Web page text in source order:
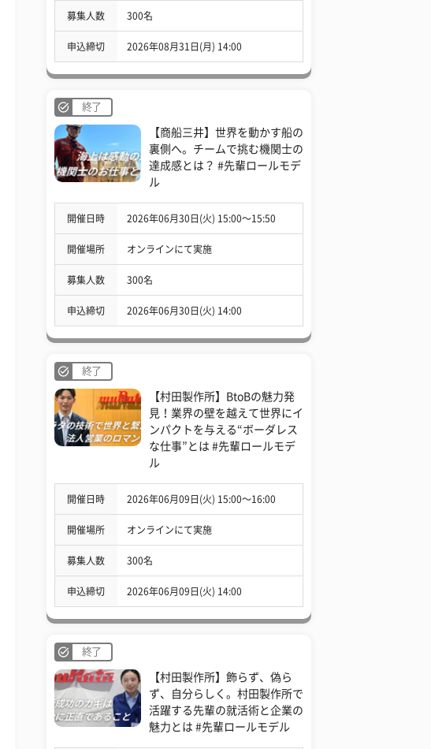
募集人数 300名
申込締切 2026年08月31日(月) 14:00
終了
【商船三井】世界を動かす船の
裏側へ。チームで挑む機関士の
達成感とは？ #先輩ロールモデ
ル
開催日時 2026年06月30日(火) 15:00〜15:50
開催場所 オンラインにて実施
募集人数 300名
申込締切 2026年06月30日(火) 14:00
終了
【村田製作所】BtoBの魅力発
見！業界の壁を越えて世界にイ
ンパクトを与える“ボーダレス
な仕事”とは #先輩ロールモデ
ル
開催日時 2026年06月09日(火) 15:00〜16:00
開催場所 オンラインにて実施
募集人数 300名
申込締切 2026年06月09日(火) 14:00
終了
【村田製作所】飾らず、偽ら
ず、自分らしく。村田製作所で
活躍する先輩の就活術と企業の
魅力とは #先輩ロールモデル